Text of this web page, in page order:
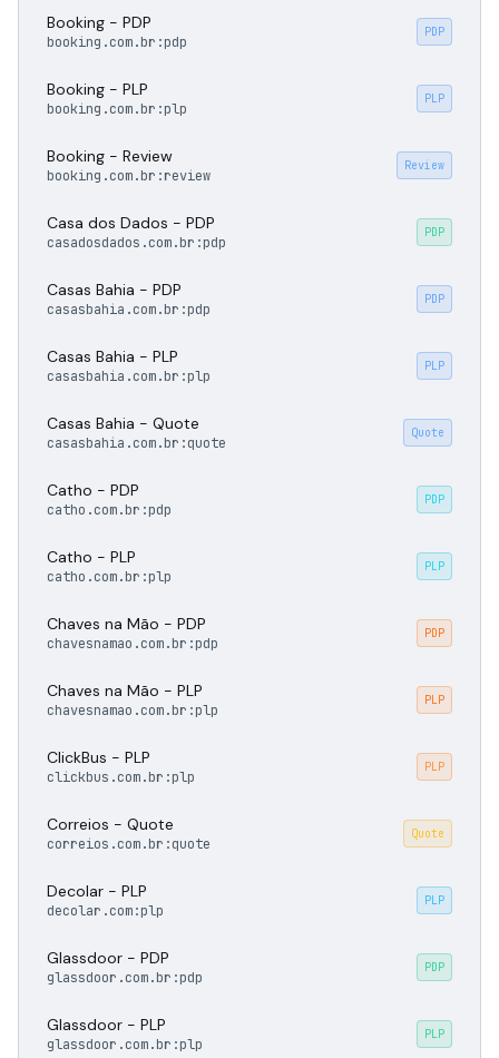
Booking - PDP
booking.com.br:pdp
PDP
Booking - PLP
booking.com.br:plp
PLP
Booking - Review
booking.com.br:review
Review
Casa dos Dados - PDP
casadosdados.com.br:pdp
PDP
Casas Bahia - PDP
casasbahia.com.br:pdp
PDP
Casas Bahia - PLP
casasbahia.com.br:plp
PLP
Casas Bahia - Quote
casasbahia.com.br:quote
Quote
Catho - PDP
catho.com.br:pdp
PDP
Catho - PLP
catho.com.br:plp
PLP
Chaves na Mão - PDP
chavesnamao.com.br:pdp
PDP
Chaves na Mão - PLP
chavesnamao.com.br:plp
PLP
ClickBus - PLP
clickbus.com.br:plp
PLP
Correios - Quote
correios.com.br:quote
Quote
Decolar - PLP
decolar.com:plp
PLP
Glassdoor - PDP
glassdoor.com.br:pdp
PDP
Glassdoor - PLP
glassdoor.com.br:plp
PLP